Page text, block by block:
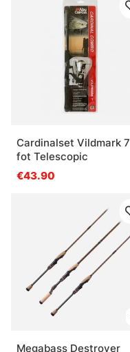
Cardinalset Vildmark 7
fot Telescopic
€43.90
Megabass Destroyer